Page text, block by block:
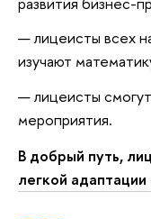
лицеисты всех
изучают
лицеисты
мероприятия.
В добрый путь,
легкой